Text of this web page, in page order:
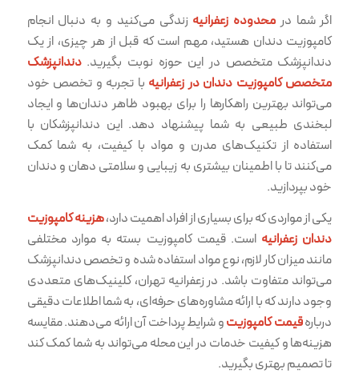
اگر شما در محدوده زعفرانیه زندگی می‌کنید و به دنبال انجام
کامپوزیت دندان هستید، مهم است که قبل از هر چیزی، از یک
دندانپزشک متخصص در این حوزه نوبت بگیرید.دندانپزشک
متخصص کامپوزیت دندان در زعفرانیه با تجربه و تخصص خود
می‌تواند بهترین راهکارها را برای بهبود ظاهر دندان‌ها و ایجاد
لبخندی طبیعی به شما پیشنهاد دهد. این دندانپزشکان با
استفاده از تکنیک‌های مدرن و مواد با کیفیت، به شما کمک
می‌کنند تا با اطمینان بیشتری به زیبایی و سلامتی دهان و دندان
خود بپردازید.
یکی از مواردی که برای بسیاری از افراد اهمیت دارد،هزینه کامپوزیت
دندان زعفرانیه است. قیمت کامپوزیت بسته به موارد مختلفی
مانند میزان کار لازم، نوع مواد استفاده شده و تخصص دندانپزشک
می‌تواند متفاوت باشد. در زعفرانیه تهران، کلینیک‌های متعددی
وجود دارند که با ارائه مشاوره‌های حرفه‌ای، به شما اطلاعات دقیقی
دربارهقیمت کامپوزیتو شرایط پرداخت آن ارائه می‌دهند. مقایسه
هزینه‌ها و کیفیت خدمات در این محله می‌تواند به شما کمک کند
تا تصمیم بهتری بگیرید.